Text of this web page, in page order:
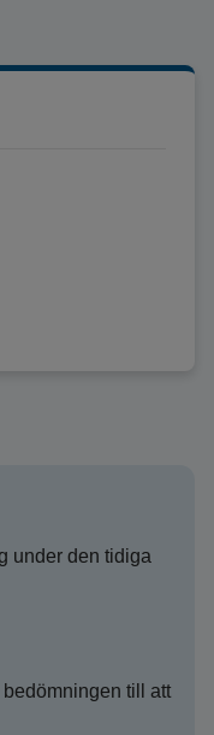
under den tidiga
till att